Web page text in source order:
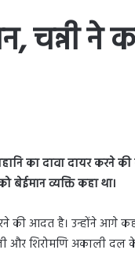
चन्नी
का दावा दायर करने
बेईमान व्यक्ति कहा था।
की आदत है। उन्होंने आगे
शिरोमणि अकाली दल के